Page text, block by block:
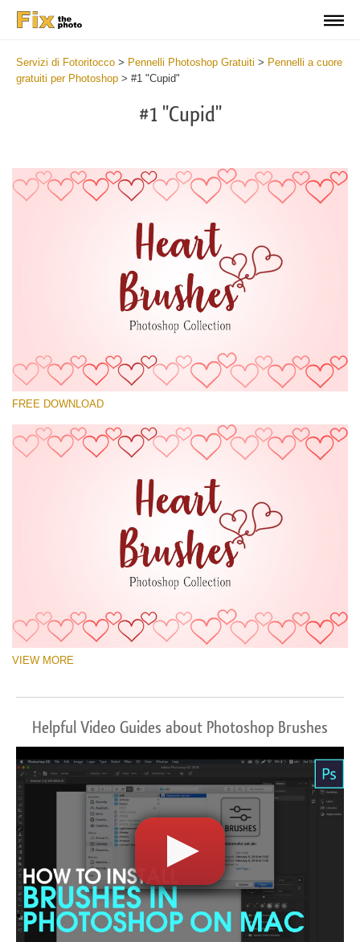
Servizi di Fotoritocco > Pennelli Photoshop Gratuiti > Pennelli a cuore
gratuiti per Photoshop > #1 "Cupid"
#1 "Cupid"
Si prega di Selezionare
Hearts Brushes
Download Gratuito
FREE DOWNLOAD
VIEW MORE
Helpful Video Guides about Photoshop Brushes